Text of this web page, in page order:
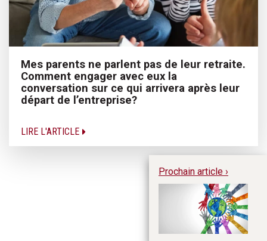
Mes parents ne parlent pas de leur retraite.
Comment engager avec eux la
conversation sur ce qui arrivera après leur
départ de l’entreprise?
LIRE L'ARTICLE
Prochain article ›